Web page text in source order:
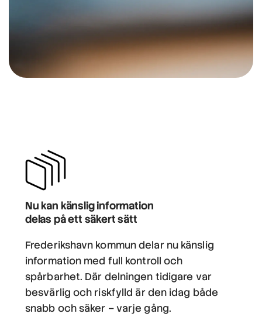
Nu kan känslig information
delas på ett säkert sätt
Frederikshavn kommun delar nu känslig
information med full kontroll och
spårbarhet. Där delningen tidigare var
besvärlig och riskfylld är den idag både
snabb och säker – varje gång.